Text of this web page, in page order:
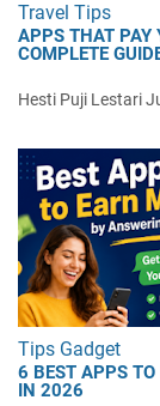
Travel Tips
APPS THAT PAY
COMPLETE
Hesti Puji Lestari
Tips Gadget
6 BEST APPS TO
IN 2026